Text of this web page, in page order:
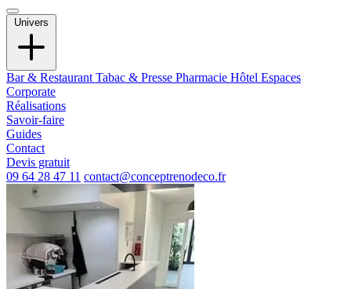
Univers
Bar & Restaurant Tabac & Presse Pharmacie Hôtel Espaces
Corporate
Réalisations
Savoir-faire
Guides
Contact
Devis gratuit
09 64 28 47 11 contact@conceptrenodeco.fr